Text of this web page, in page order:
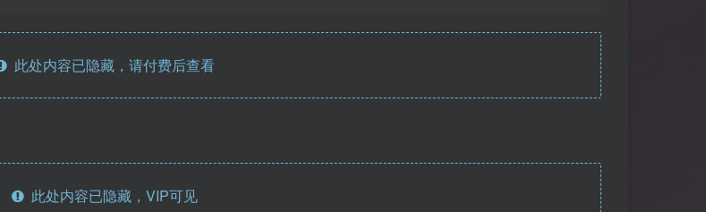
此处内容已隐藏，请付费后查看
此处内容已隐藏，VIP可见